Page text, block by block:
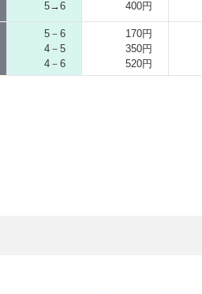
5→6 400円
5－6
4－5
4－6
170円
350円
520円